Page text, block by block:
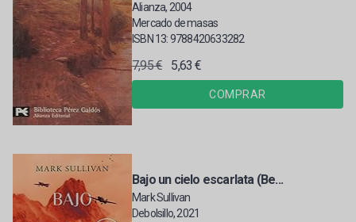
Alianza, 2004
Mercado de masas
ISBN 13: 9788420633282
7,95 € 5,63 €
COMPRAR
Bajo un cielo escarlata (Be...
Mark Sullivan
Debolsillo, 2021